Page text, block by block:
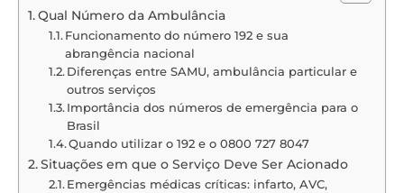
Qual Número da Ambulância
Funcionamento do número 192 e sua
abrangência nacional
Diferenças entre SAMU, ambulância particular e
outros serviços
Importância dos números de emergência para o
Brasil
Quando utilizar o 192 e o 0800 727 8047
Situações em que o Serviço Deve Ser Acionado
Emergências médicas críticas: infarto, AVC,